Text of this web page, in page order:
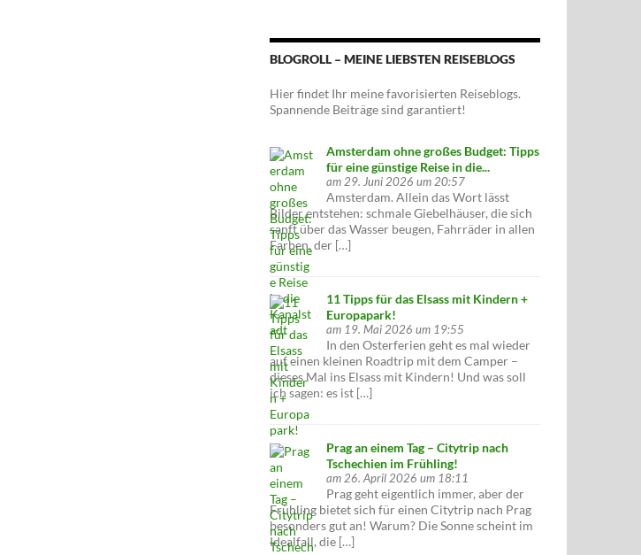
BLOGROLL – MEINE LIEBSTEN REISEBLOGS
Hier findet Ihr meine favorisierten Reiseblogs.
Spannende Beiträge sind garantiert!
Amsterdam ohne großes Budget: Tipps
für eine günstige Reise in die...
am 29. Juni 2026 um 20:57
Amsterdam. Allein das Wort lässt
Bilder entstehen: schmale Giebelhäuser, die sich
sanft über das Wasser beugen, Fahrräder in allen
Farben, der […]
11 Tipps für das Elsass mit Kindern +
Europapark!
am 19. Mai 2026 um 19:55
In den Osterferien geht es mal wieder
auf einen kleinen Roadtrip mit dem Camper –
dieses Mal ins Elsass mit Kindern! Und was soll
ich sagen: es ist […]
Prag an einem Tag – Citytrip nach
Tschechien im Frühling!
am 26. April 2026 um 18:11
Prag geht eigentlich immer, aber der
Frühling bietet sich für einen Citytrip nach Prag
besonders gut an! Warum? Die Sonne scheint im
Idealfall, die […]